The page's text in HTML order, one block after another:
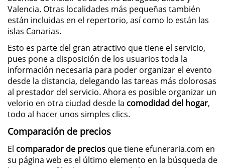
Valencia. Otras localidades más pequeñas también
están incluidas en el repertorio, así como lo están las
islas Canarias.
Esto es parte del gran atractivo que tiene el servicio,
pues pone a disposición de los usuarios toda la
información necesaria para poder organizar el evento
desde la distancia, delegando las tareas más dolorosas
al prestador del servicio. Ahora es posible organizar un
velorio en otra ciudad desde la comodidad del hogar,
todo al hacer unos simples clics.
Comparación de precios
El comparador de precios que tiene efuneraria.com en
su página web es el último elemento en la búsqueda de